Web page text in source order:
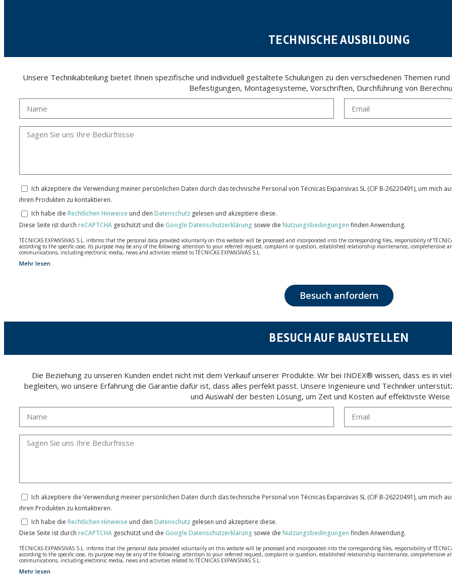
TECHNISCHE AUSBILDUNG
Unsere Technikabteilung bietet Ihnen spezifische und individuell gestaltete Schulungen zu den verschiedenen Themen
Befestigungen, Montagesysteme, Vorschriften, Durchführung von
Ich akzeptiere die Verwendung meiner persönlichen Daten durch das technische Personal von Técnicas Expansivas SL (CIF B-26220491), um mich
ihren Produkten zu kontaktieren.
Ich habe die Rechtlichen Hinweise und den Datenschutz gelesen und akzeptiere diese.
Diese Seite ist durch reCAPTCHA geschützt und die Google Datenschutzerklärung sowie die Nutzungsbedingungen finden Anwendung.
TÉCNICAS EXPANSIVAS S.L. informs that the personal data provided voluntarily on this website will be processed and incorporated into the corresponding files, responsibility of
according to the specific case, its purpose may be any of the following: attention to your referred request, complaint or question, established relationship maintenance, comprehensive
communications, including electronic media, news and activities related to TÉCNICAS EXPANSIVAS S.L.
The data in our files are strictly confidential and shall be treated with the utmost confidentiality and shall comply with all the requirements provided for the General Data Protection
The user may at any time exercise their rights of access, rectification, cancellation and opposition under the provisions of the General Data Protection Regulation (GDPR) 2016 by
Mehr lesen
Besuch anfordern
BESUCH AUF BAUSTELLEN
Die Beziehung zu unseren Kunden endet nicht mit dem Verkauf unserer Produkte. Wir bei INDEX® wissen, dass es in
begleiten, wo unsere Erfahrung die Garantie dafür ist, dass alles perfekt passt. Unsere Ingenieure und Techniker
und Auswahl der besten Lösung, um Zeit und Kosten auf effektivste Weise
Ich akzeptiere die Verwendung meiner persönlichen Daten durch das technische Personal von Técnicas Expansivas SL (CIF B-26220491), um mich
ihren Produkten zu kontaktieren.
Ich habe die Rechtlichen Hinweise und den Datenschutz gelesen und akzeptiere diese.
Diese Seite ist durch reCAPTCHA geschützt und die Google Datenschutzerklärung sowie die Nutzungsbedingungen finden Anwendung.
TÉCNICAS EXPANSIVAS S.L. informs that the personal data provided voluntarily on this website will be processed and incorporated into the corresponding files, responsibility of
according to the specific case, its purpose may be any of the following: attention to your referred request, complaint or question, established relationship maintenance, comprehensive
communications, including electronic media, news and activities related to TÉCNICAS EXPANSIVAS S.L.
The data in our files are strictly confidential and shall be treated with the utmost confidentiality and shall comply with all the requirements provided for the General Data Protection
Mehr lesen